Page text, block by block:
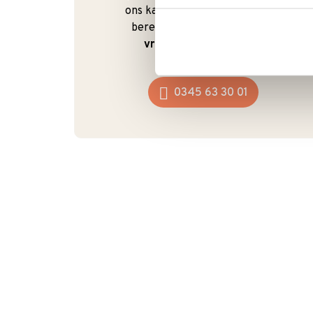
ons kan dat ook gewoon. We zijn
bereikbaar van
vrijdag van 9:00 - 17:00
0345 63 30 01